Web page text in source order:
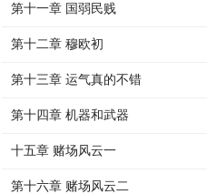
第十一章 国弱民贱
第十二章 穆欧初
第十三章 运气真的不错
第十四章 机器和武器
十五章 赌场风云一
第十六章 赌场风云二